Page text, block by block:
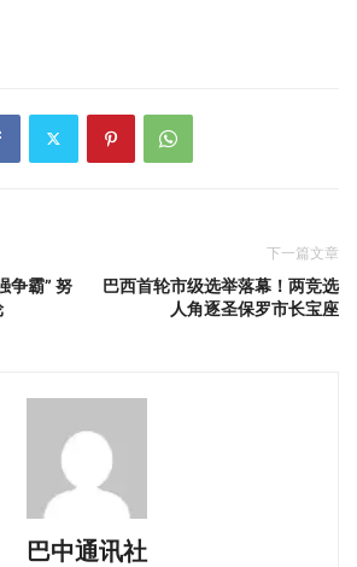
争霸” 努
下一篇文章
巴西首轮市级选举落幕！两竞选
人角逐圣保罗市长宝座
巴中通讯社